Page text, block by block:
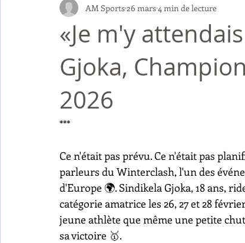
Skatecross
«Je m'y
Gjoka,
2026
AM Sports 26 mars4 min de lecture
***
Ce n'était pas prévu. Ce n'était pas
parleurs du Winterclash, l'un des
d'Europe 🌍. Sindikela Gjoka, 18 ans,
catégorie amatrice les 26, 27 et 28
jeune athlète que même une petite
sa victoire 🥇.